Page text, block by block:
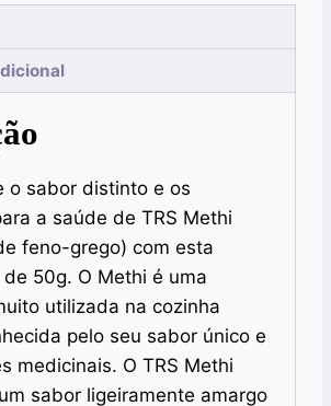
o sabor distinto e os
a saúde de TRS Methi
feno-grego) com esta
50g. O Methi é uma
utilizada na cozinha
pelo seu sabor único e
medicinais. O TRS Methi
sabor ligeiramente amargo